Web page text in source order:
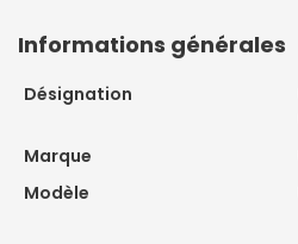
Informations générales
Désignation
Marque
Modèle